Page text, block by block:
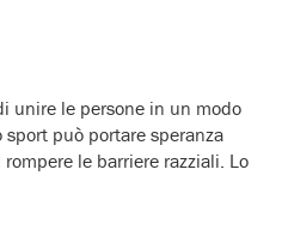
unire le persone in un modo
può portare speranza
le barriere razziali. Lo